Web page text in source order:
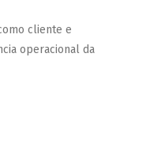
cliente e
operacional da